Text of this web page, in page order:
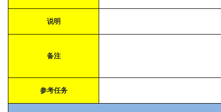
说明
备注
参考任务